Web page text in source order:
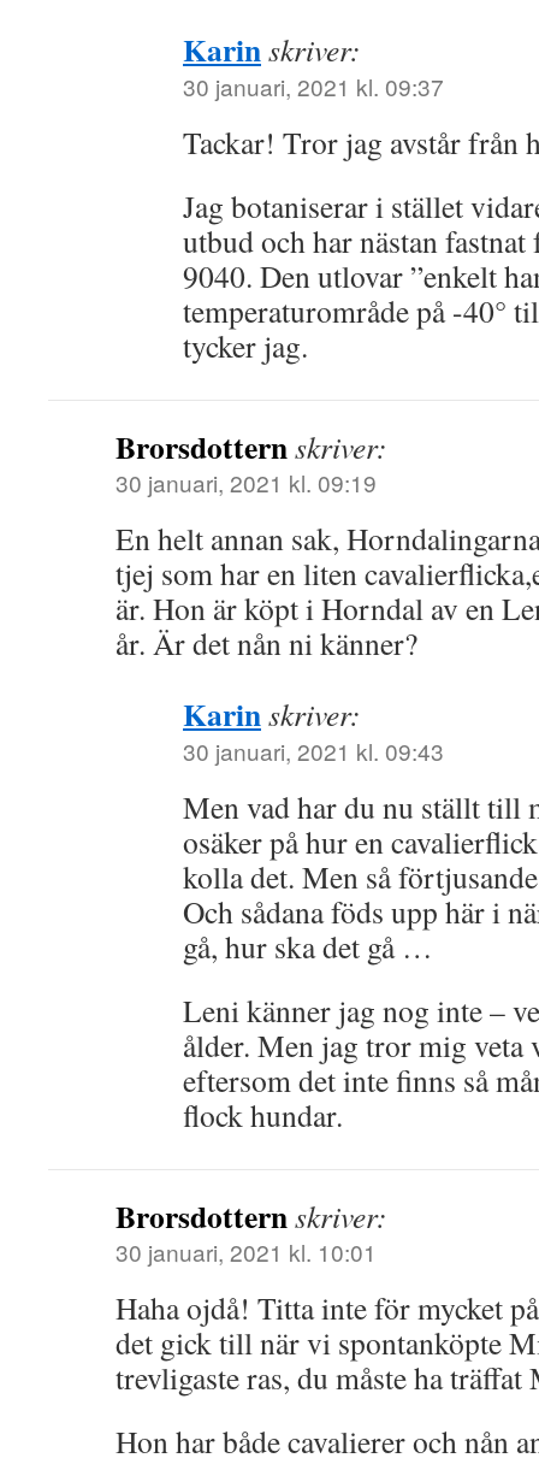
Karinskriver:
30 januari, 2021 kl. 09:37
Tackar! Tror jag avstår från
Jag botaniserar i stället
utbud och har nästan
9040. Den utlovar ”enkelt
temperaturområde på -40°
tycker jag.
Brorsdotternskriver:
30 januari, 2021 kl. 09:19
En helt annan sak,
tjej som har en liten
är. Hon är köpt i Horndal av en
år. Är det nån ni känner?
Karinskriver:
30 januari, 2021 kl. 09:43
Men vad har du nu ställt till
osäker på hur en
kolla det. Men så
Och sådana föds upp här i
gå, hur ska det gå …
Leni känner jag nog inte –
ålder. Men jag tror mig veta
eftersom det inte finns så
flock hundar.
Brorsdotternskriver:
30 januari, 2021 kl. 10:01
Haha ojdå! Titta inte för mycket
det gick till när vi spontanköpte
trevligaste ras, du måste ha
Hon har både cavalierer och nån